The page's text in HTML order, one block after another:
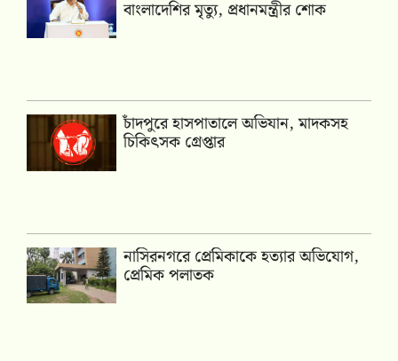
বাংলাদেশির মৃত্যু, প্রধানমন্ত্রীর শোক
চাঁদপুরে হাসপাতালে অভিযান, মাদকসহ
চিকিৎসক গ্রেপ্তার
নাসিরনগরে প্রেমিকাকে হত্যার অভিযোগ,
প্রেমিক পলাতক